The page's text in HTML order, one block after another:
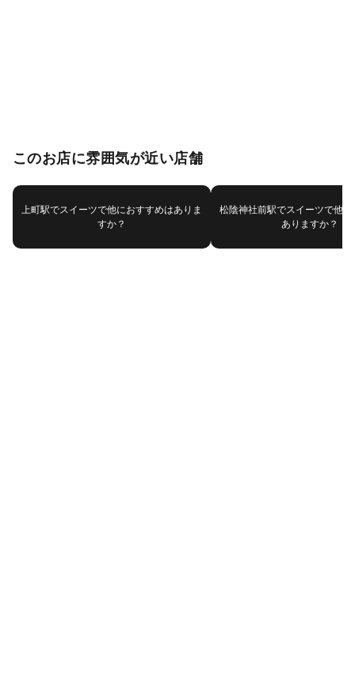
このお店に雰囲気が近い店舗
上町駅でスイーツで他におすすめはありま
すか？
松陰神社前駅でスイーツで他
ありますか？